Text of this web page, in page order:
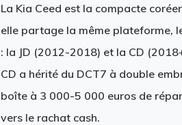
La Kia Ceed est la compacte
elle partage la même plateforme,
: la JD (2012-2018) et la CD
CD a hérité du DCT7 à double
boîte à 3 000-5 000 euros de
vers le rachat cash.